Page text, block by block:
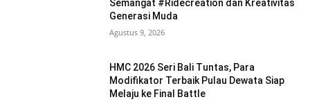
Semangat #Ridecreation dan Kreativitas
Generasi Muda
Agustus 9, 2026
HMC 2026 Seri Bali Tuntas, Para
Modifikator Terbaik Pulau Dewata Siap
Melaju ke Final Battle